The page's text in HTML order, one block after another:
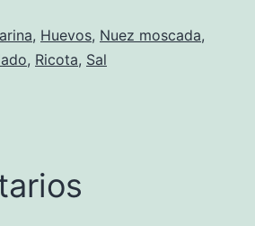
, Huevos, Nuez moscada,
, Ricota, Sal